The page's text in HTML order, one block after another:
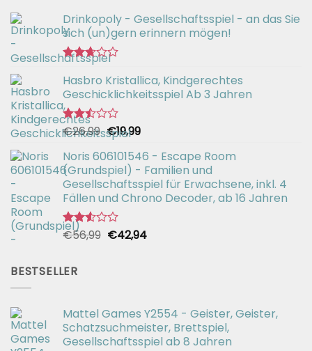
Drinkopoly - Gesellschaftsspiel - an das Sie
sich (un)gern erinnern mögen!
Bewertet
mit
2.67
von 5
Hasbro Kristallica, Kindgerechtes
Geschicklichkeitsspiel Ab 3 Jahren
Bewertet
mit
2.49
von 5
€26,99 Ursprünglicher
Preis
war:
€26,99
€19,99Aktueller
ist:
€19,99.
Noris 606101546 - Escape Room
(Grundspiel) - Familien und
Gesellschaftsspiel für Erwachsene, inkl. 4
Fällen und Chrono Decoder, ab 16 Jahren
Bewertet
von 5
€56,99 Ursprünglicher
€42,94Aktueller
BESTSELLER
Mattel Games Y2554 - Geister, Geister,
Schatzsuchmeister, Brettspiel,
Gesellschaftsspiel ab 8 Jahren